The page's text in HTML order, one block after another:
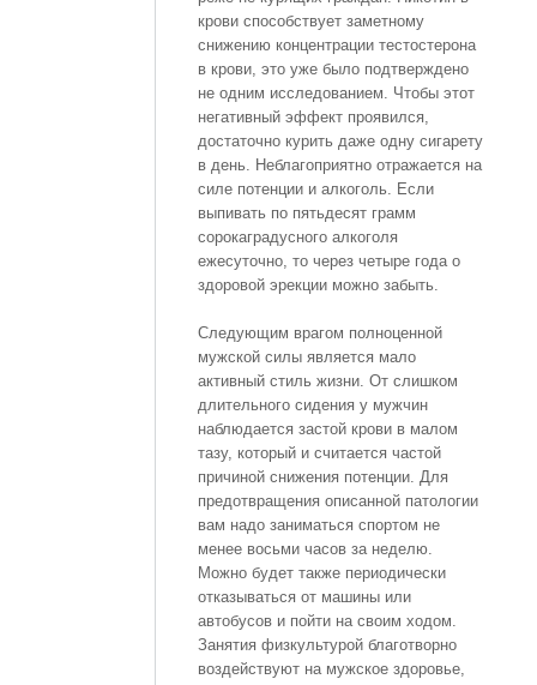
крови способствует заметному
снижению концентрации тестостерона
в крови, это уже было подтверждено
не одним исследованием. Чтобы этот
негативный эффект проявился,
достаточно курить даже одну сигарету
в день. Неблагоприятно отражается на
силе потенции и алкоголь. Если
выпивать по пятьдесят грамм
сорокаградусного алкоголя
ежесуточно, то через четыре года о
здоровой эрекции можно забыть.
Следующим врагом полноценной
мужской силы является мало
активный стиль жизни. От слишком
длительного сидения у мужчин
наблюдается застой крови в малом
тазу, который и считается частой
причиной снижения потенции. Для
предотвращения описанной патологии
вам надо заниматься спортом не
менее восьми часов за неделю.
Можно будет также периодически
отказываться от машины или
автобусов и пойти на своим ходом.
Занятия физкультурой благотворно
воздействуют на мужское здоровье,